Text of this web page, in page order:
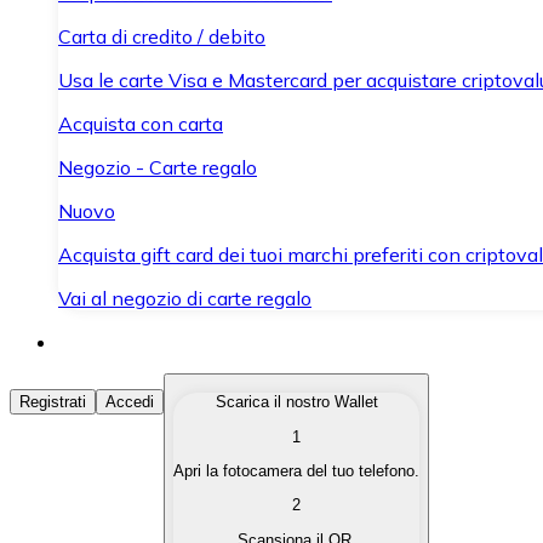
Carta di credito / debito
Usa le carte Visa e Mastercard per acquistare
Acquista con carta
Negozio - Carte regalo
Nuovo
Acquista gift card dei tuoi marchi preferiti con
Vai al negozio di carte regalo
Acquista Criptovalute
Acquista le criptovalute che ti interessano in modo
Converti le tue criptovalute in valuta fiat quando ne hai
Registrati Accedi
Scarica il nostro Wallet
1
Apri la fotocamera del tuo telefono.
2